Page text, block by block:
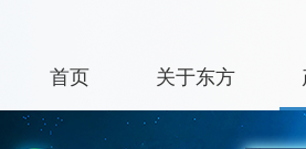
首页 关于东方